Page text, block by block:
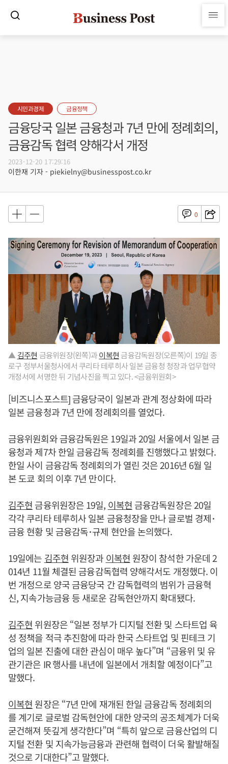
시민과경제 금융정책
금융당국 일본 금융청과 7년 만에 정례회의,
금융감독 협력 양해각서 개정
2023-12-20 17:29:16
이한재 기자 - piekielny@businesspost.co.kr
0
▲ 김주현 금융위원장(왼쪽)과이복현 금융감독원장(오른쪽)이 19일 종
로구 정부서울청사에서 쿠리타 테루히사 일본 금융청 청장과 업무협약
개정서에 서명한 뒤 기념사진을 찍고 있다. <금융위원회>
[비즈니스포스트] 금융당국이 일본과 관계 정상화에 따라
일본 금융청과 7년 만에 정례회의를 열었다.
금융위원회와 금융감독원은 19일과 20일 서울에서 일본 금
융청과 제7차 한일 금융감독 정례회를 진행했다고 밝혔다.
한일 사이 금융감독 정례회의가 열린 것은 2016년 6월 일
본 도쿄 회의 이후 7년 만이다.
김주현 금융위원장은 19일, 이복현 금융감독원장은 20일
각각 쿠리타 테루히사 일본 금융청장을 만나 글로벌 경제･
금융 현황 및 금융감독･규제 현안을 논의했다.
19일에는 김주현 위원장과 이복현 원장이 참석한 가운데 2
014년 11월 체결된 금융감독협력 양해각서도 개정했다. 이
번 개정으로 양국 금융당국 간 감독협력의 범위가 금융혁
신, 지속가능금융 등 새로운 감독현안까지 확대됐다.
김주현 위원장은 “일본 정부가 디지털 전환 및 스타트업 육
성 정책을 적극 추진함에 따라 한국 스타트업 및 핀테크 기
업의 일본 진출에 대한 관심이 매우 높다”며 “금융위 및 유
관기관은 IR 행사를 내년에 일본에서 개최할 예정이다”고
말했다.
이복현 원장은 “7년 만에 재개된 한일 금융감독 정례회의
를 계기로 글로벌 감독현안에 대한 양국의 공조체계가 더욱
굳건해져 뜻깊게 생각한다”며 “특히 앞으로 금융산업의 디
지털 전환 및 지속가능금융과 관련해 협력이 더욱 활발해질
것으로 기대한다”고 말했다.